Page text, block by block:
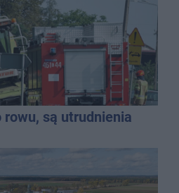
rowu, są utrudnienia